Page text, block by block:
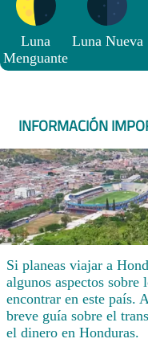
Luna
Menguante
Luna Nueva
INFORMACIÓN
Si planeas viajar a
algunos aspectos sobre
encontrar en este país.
breve guía sobre el
el dinero en Honduras.